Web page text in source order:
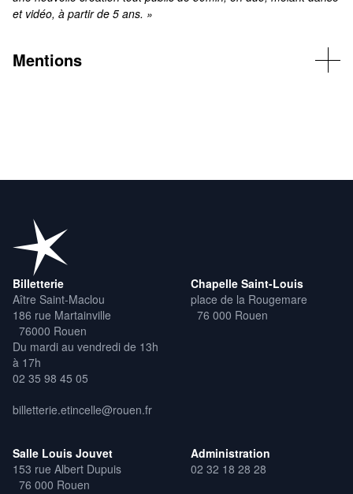
et vidéo, à partir de 5 ans. »
Mentions
à Bonneuil-sur-Marne, Le Flow / le Centre Eurorégional des
Bienaimé à La Chapelle-Saint-Luc, l’Espace Culturel François
Mitterrand de Canteleu.
Billetterie
Aître Saint-Maclou
186 rue Martainville
76000 Rouen
Du mardi au vendredi de 13h
à 17h
02 35 98 45 05
billetterie.etincelle@rouen.fr
Chapelle Saint-Louis
place de la Rougemare
76 000 Rouen
Salle Louis Jouvet
153 rue Albert Dupuis
76 000 Rouen
Administration
02 32 18 28 28